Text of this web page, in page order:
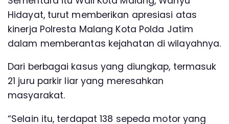
Hidayat, turut memberikan apresiasi atas
kinerja Polresta Malang Kota Polda Jatim
dalam memberantas kejahatan di wilayahnya.
Dari berbagai kasus yang diungkap, termasuk
21 juru parkir liar yang meresahkan
masyarakat.
“Selain itu, terdapat 138 sepeda motor yang